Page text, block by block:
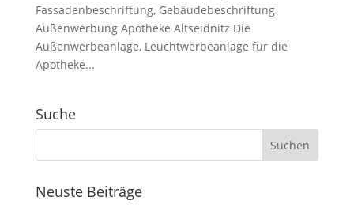
Fassadenbeschriftung, Gebäudebeschriftung
Außenwerbung Apotheke Altseidnitz Die
Außenwerbeanlage, Leuchtwerbeanlage für die
Apotheke...
Suche
Neuste Beiträge